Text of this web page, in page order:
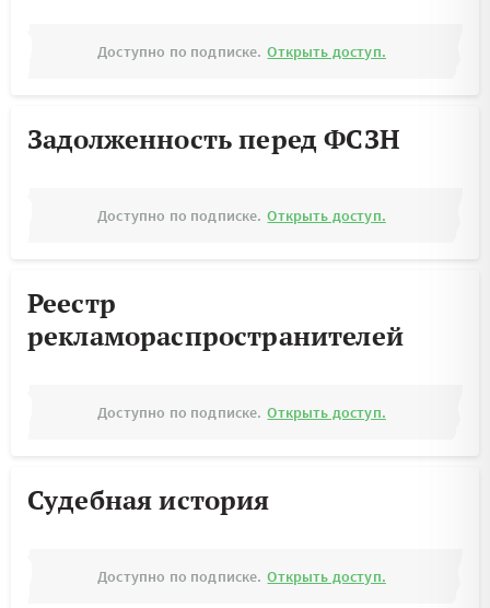
Доступно по подписке. Открыть доступ.
Задолженность перед ФСЗН
Доступно по подписке. Открыть доступ.
Реестр
рекламораспространителей
Доступно по подписке. Открыть доступ.
Судебная история
Доступно по подписке. Открыть доступ.